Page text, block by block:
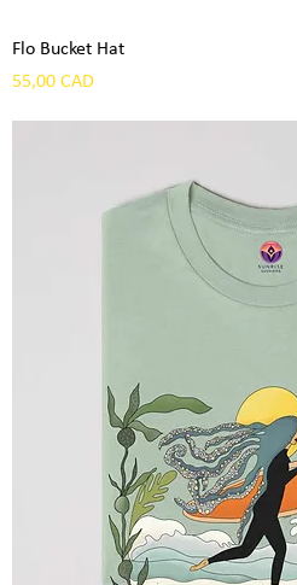
Flo Bucket Hat
Precio
55,00 CAD